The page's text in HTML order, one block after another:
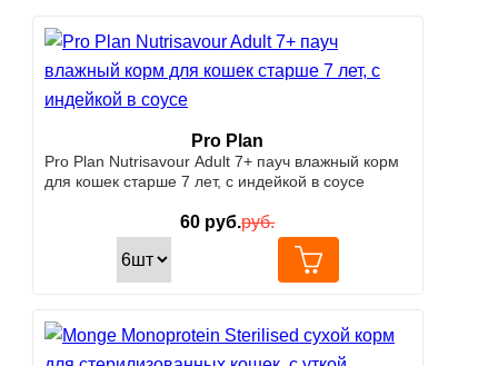
Pro Plan
Pro Plan Nutrisavour Adult 7+ пауч влажный корм
для кошек старше 7 лет, с индейкой в соусе
60 руб.руб.